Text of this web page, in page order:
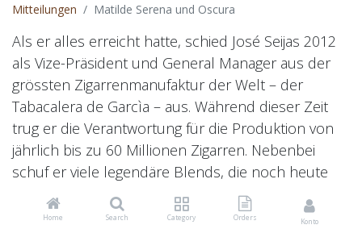
Home Search Category Orders Konto
Mitteilungen Matilde Serena und Oscura
Als er alles erreicht hatte, schied José Seijas 2012
als Vize-Präsident und General Manager aus der
grössten Zigarrenmanufaktur der Welt – der
Tabacalera de Garcìa – aus. Während dieser Zeit
trug er die Verantwortung für die Produktion von
jährlich bis zu 60 Millionen Zigarren. Nebenbei
schuf er viele legendäre Blends, die noch heute
sehr erfolgreich auf dem Markt sind. Statt in den
wohlverdienten Ruhestand zu gehen, fing er noch